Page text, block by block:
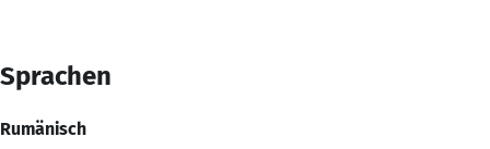
Sprachen
Rumänisch